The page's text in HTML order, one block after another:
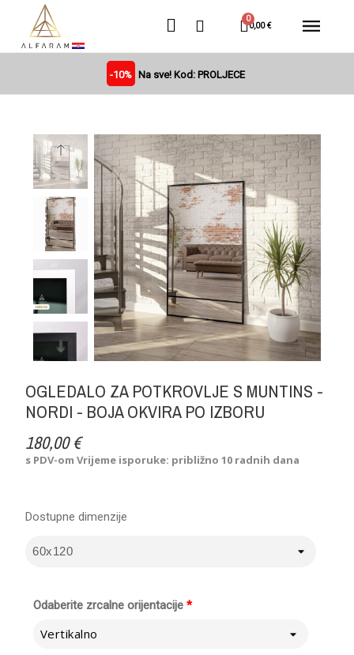
0,00 €
-10% Na sve! Kod: PROLJECE
OGLEDALO ZA POTKROVLJE S MUNTINS -
NORDI - BOJA OKVIRA PO IZBORU
180,00 €
s PDV-omVrijeme isporuke: približno 10 radnih dana
*
Odaberite zrcalne orijentacije
Vertikalno
Dostupne dimenzije